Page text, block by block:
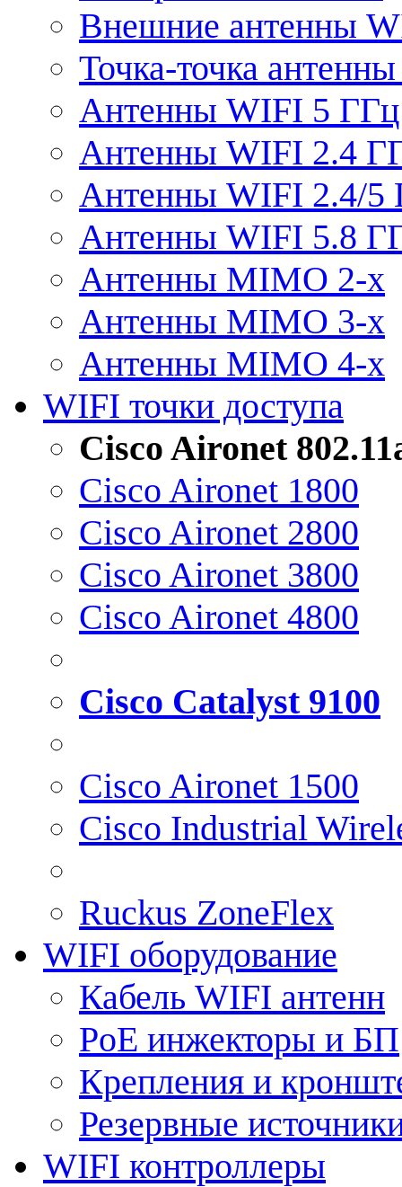
Внешние антенны
Точка-точка
Антенны WIFI 5 ГГц
Антенны WIFI 2.4
Антенны WIFI 2.4/5
Антенны WIFI 5.8
Антенны MIMO 2-x
Антенны MIMO 3-x
Антенны MIMO 4-x
WIFI точки доступа
Cisco Aironet
Cisco Aironet 1800
Cisco Aironet 2800
Cisco Aironet 3800
Cisco Aironet 4800
Cisco Catalyst 9100
Cisco Aironet 1500
Cisco Industrial
Ruckus ZoneFlex
WIFI оборудование
Кабель WIFI антенн
PoE инжекторы и БП
Крепления и
Резервные
WIFI контроллеры